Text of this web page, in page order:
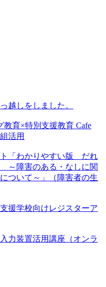
越しをしました。
教育×特別支援教育 Cafe
活用
ト「わかりやすい版 だれ
～障害のある・なしに関
ついて～」（障害者の生
援学校向けレジスターア
力装置活用講座（オンラ